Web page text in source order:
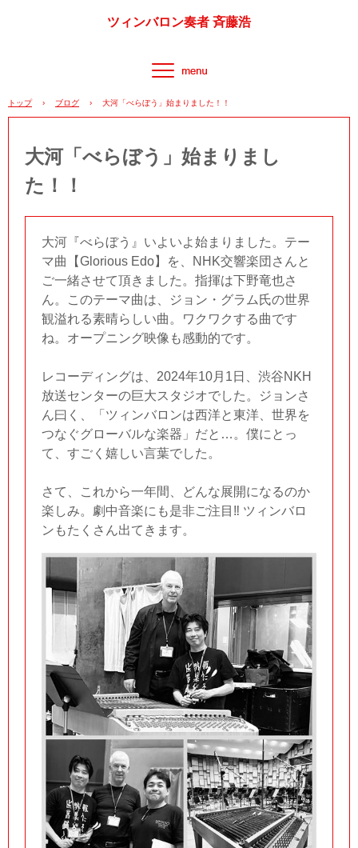
ツィンバロン奏者 斉藤浩
トップ › ブログ › 大河「べらぼう」始まりました！！
大河「べらぼう」始まりまし
た！！
大河『べらぼう』いよいよ始まりました。テー
マ曲【Glorious Edo】を、NHK交響楽団さんと
ご一緒させて頂きました。指揮は下野竜也さ
ん。このテーマ曲は、ジョン・グラム氏の世界
観溢れる素晴らしい曲。ワクワクする曲です
ね。オープニング映像も感動的です。
レコーディングは、2024年10月1日、渋谷NKH
放送センターの巨大スタジオでした。ジョンさ
ん曰く、「ツィンバロンは西洋と東洋、世界を
つなぐグローバルな楽器」だと…。僕にとっ
て、すごく嬉しい言葉でした。
さて、これから一年間、どんな展開になるのか
楽しみ。劇中音楽にも是非ご注目‼︎ ツィンバロ
ンもたくさん出てきます。